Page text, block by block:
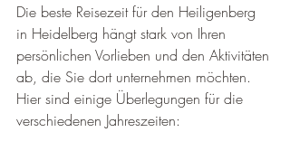
Die beste Reisezeit für den Heiligenberg
in Heidelberg hängt stark von Ihren
persönlichen Vorlieben und den Aktivitäten
ab, die Sie dort unternehmen möchten.
Hier sind einige Überlegungen für die
verschiedenen Jahreszeiten: